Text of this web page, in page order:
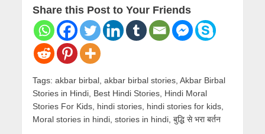
Share this Post to Your Friends
Tags:akbar birbal,akbar birbal stories,Akbar Birbal
Stories in Hindi, Best Hindi Stories, Hindi Moral
Stories For Kids, hindi stories, hindi stories for kids,
Moral stories in hindi,stories in hindi,बुद्धि से भरा बर्तन